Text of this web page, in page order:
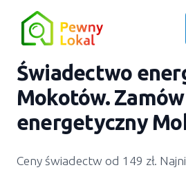
Świadectwo
Mokotów.
energetyczny
Ceny świadectw od 149 zł.